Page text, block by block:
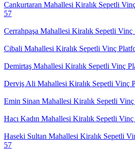
Cankurtaran Mahallesi Kiralık Sepetli
57
Cerrahpaşa Mahallesi Kiralık Sepetli
Cibali Mahallesi Kiralık Sepetli Vinç
Demirtaş Mahallesi Kiralık Sepetli Vinç
Derviş Ali Mahallesi Kiralık Sepetli Vinç
Emin Sinan Mahallesi Kiralık Sepetli
Hacı Kadın Mahallesi Kiralık Sepetli
Haseki Sultan Mahallesi Kiralık Sepetli
57